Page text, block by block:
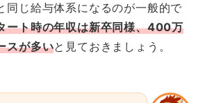
同じ給与体系になるのが一般的で
ート時の年収は新卒同様、400万
スが多いと見ておきましょう。